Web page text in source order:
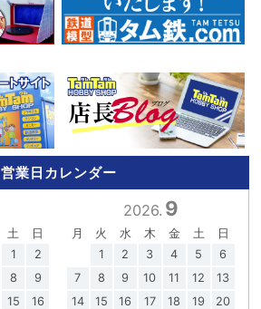
営業日カレンダー
土
日
1
2
8
9
15
16
2026. 9
月 火 水 木 金 土
日
1
2 3 4 5
6
7
8 9 10 11 12
13
14
15 16 17 18 19
20